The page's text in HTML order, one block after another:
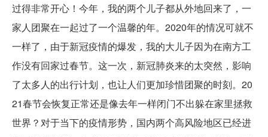
过得非常开心！今年，我的两个儿子都从外地回来了，一
家人团聚在一起过了一个温馨的年。2020年的情况可就不
一样了，由于新冠疫情的爆发，我的大儿子因为在南方工
作没有回家过春节。这一次，新冠肺炎来的太突然，影响
了太多人的出行计划，也让人们更加珍惜团聚的时刻。20
21春节会恢复正常还是像去年一样闭门不出躲在家里拯救
世界？对于当下的疫情形势，国内两个高风险地区已经进